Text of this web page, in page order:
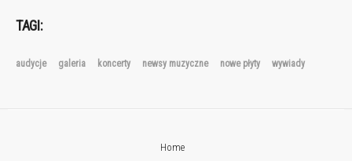
TAGI:
audycje galeria koncerty newsy muzyczne nowe płyty wywiady
Home